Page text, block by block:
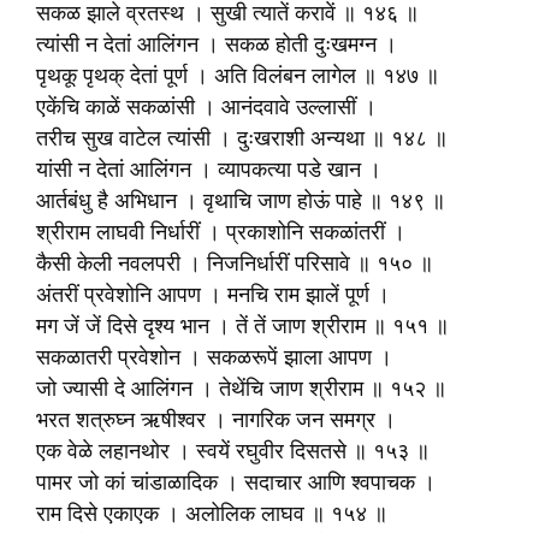
सकळ झाले व्रतस्थ । सुखी त्यातें करावें ॥ १४६ ॥
त्यांसी न देतां आलिंगन । सकळ होती दुःखमग्न ।
पृथकू पृथक् देतां पूर्ण । अति विलंबन लागेल ॥ १४७ ॥
एकेंचि काळें सकळांसी । आनंदवावे उल्लासीं ।
तरीच सुख वाटेल त्यांसी । दुःखराशी अन्यथा ॥ १४८ ॥
यांसी न देतां आलिंगन । व्यापकत्या पडे खान ।
आर्तबंधु है अभिधान । वृथाचि जाण होऊं पाहे ॥ १४९ ॥
श्रीराम लाघवी निर्धारीं । प्रकाशोनि सकळांतरीं ।
कैसी केली नवलपरी । निजनिर्धारीं परिसावे ॥ १५० ॥
अंतरीं प्रवेशोनि आपण । मनचि राम झालें पूर्ण ।
मग जें जें दिसे दृश्य भान । तें तें जाण श्रीराम ॥ १५१ ॥
सकळातरी प्रवेशोन । सकळरूपें झाला आपण ।
जो ज्यासी दे आलिंगन । तेथेंचि जाण श्रीराम ॥ १५२ ॥
भरत शत्रुघ्न ऋषीश्वर । नागरिक जन समग्र ।
एक वेळे लहानथोर । स्वयें रघुवीर दिसतसे ॥ १५३ ॥
पामर जो कां चांडाळादिक । सदाचार आणि श्वपाचक ।
राम दिसे एकाएक । अलोलिक लाघव ॥ १५४ ॥